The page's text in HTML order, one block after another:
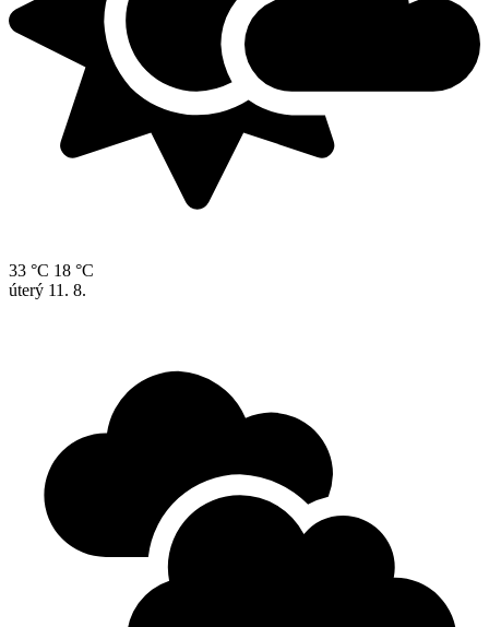
33 °C 18 °C
úterý 11. 8.